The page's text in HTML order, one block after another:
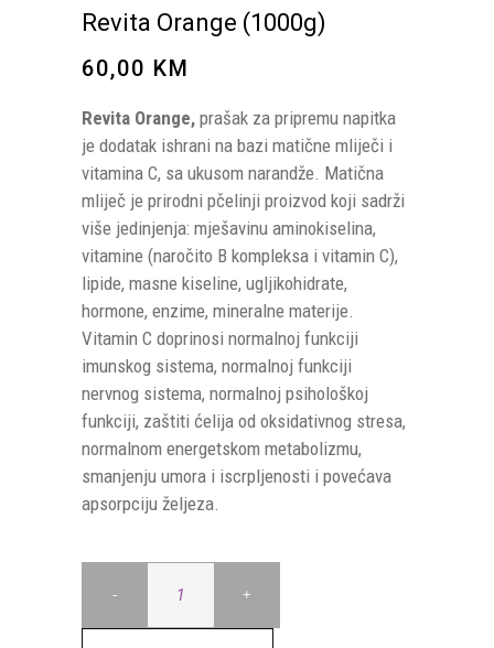
Revita Orange (1000g)
60,00 KM
Revita Orange, prašak za pripremu napitka
je dodatak ishrani na bazi matične mliječi i
vitamina C, sa ukusom narandže. Matična
mliječ je prirodni pčelinji proizvod koji sadrži
više jedinjenja: mješavinu aminokiselina,
vitamine (naročito B kompleksa i vitamin C),
lipide, masne kiseline, ugljikohidrate,
hormone, enzime, mineralne materije.
Vitamin C doprinosi normalnoj funkciji
imunskog sistema, normalnoj funkciji
nervnog sistema, normalnoj psihološkoj
funkciji, zaštiti ćelija od oksidativnog stresa,
normalnom energetskom metabolizmu,
smanjenju umora i iscrpljenosti i povećava
apsorpciju željeza.
Revita